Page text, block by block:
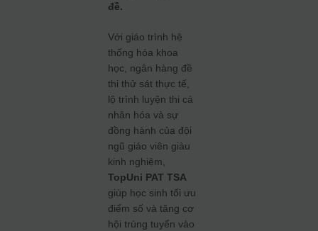
đề.
Với giáo trình hệ
thống hóa khoa
học, ngân hàng đề
thi thử sát thực tế,
lộ trình luyện thi cá
nhân hóa và sự
đồng hành của đội
ngũ giáo viên giàu
kinh nghiệm,
TopUni PAT TSA
giúp học sinh tối ưu
điểm số và tăng cơ
hội trúng tuyển vào